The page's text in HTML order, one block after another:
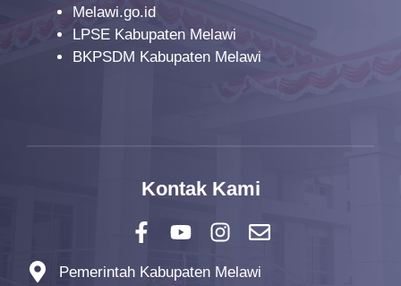
Melawi.go.id
LPSE Kabupaten Melawi
BKPSDM Kabupaten Melawi
Kontak Kami
Pemerintah Kabupaten Melawi